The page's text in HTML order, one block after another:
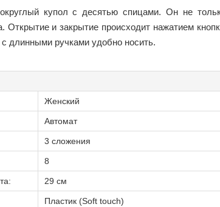
купол с десятью спицами. Он не
и закрытие происходит нажатием
длинными ручками удобно носить.
Женский
Автомат
3 сложения
8
29 см
Пластик (Soft touch)